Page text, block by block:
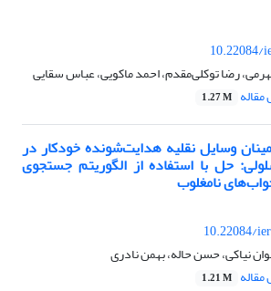
10.22084/
رضا توکلی‌مقدم، احمد ماکویی، عباس سقایی
1.27 M
وسایل نقلیه هدایت‌شونده خودکار در
حل با استفاده از الگوریتم جستجوی
نامغلوب
10.22084/
نیاکی، حسن حاله، بهمن نادری
1.21 M